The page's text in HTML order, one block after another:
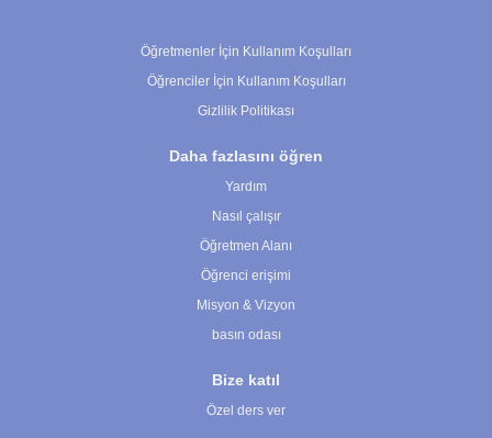
Öğretmenler İçin Kullanım Koşulları
Öğrenciler İçin Kullanım Koşulları
Gizlilik Politikası
Daha fazlasını öğren
Yardım
Nasıl çalışır
Öğretmen Alanı
Öğrenci erişimi
Misyon & Vizyon
basın odası
Bize katıl
Özel ders ver